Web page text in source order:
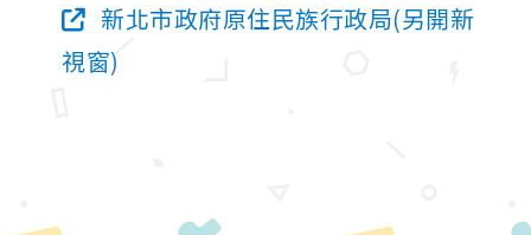
新北市政府原住民族行政局(另開新
視窗)